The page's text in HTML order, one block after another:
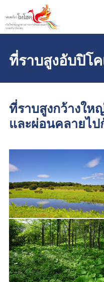
ที่ราบสูงอับปิโ
ที่ราบสูงกว้างใ
และผ่อนคลายไ